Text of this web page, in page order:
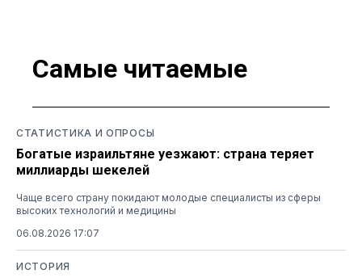
Самые читаемые
СТАТИСТИКА И ОПРОСЫ
Богатые израильтяне уезжают: страна теряет
миллиарды шекелей
Чаще всего страну покидают молодые специалисты из сферы
высоких технологий и медицины
06.08.2026 17:07
ИСТОРИЯ